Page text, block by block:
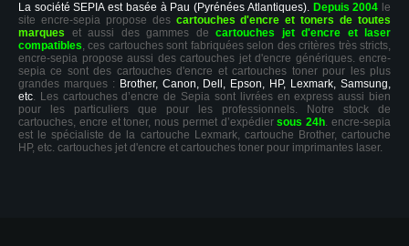
La société SEPIA est basée à Pau (Pyrénées Atlantiques). Depuis 2004 le
site encre-sepia propose des cartouches d'encre et toners de toutes
marques et aussi des gammes de cartouches jet d'encre et laser
compatibles, ces cartouches sont fabriquées selon des critères très stricts,
encre-sepia propose aussi des cartouches jet d'encre génériques. encre-
sepia ce sont des cartouches d'encre et cartouches toner pour les plus
grandes marques : Brother, Canon, Dell, Epson, HP, Lexmark, Samsung,
etc. Les cartouches d’encre de Sepia sont livrées en express aussi bien
pour les particuliers que pour les professionnels. Notre stock de
cartouches, encre et toner, nous permet d’expédiersous 24h. encre-sepia
est le spécialiste de la cartouche Lexmark, cartouche Brother, cartouche
HP, etc. cartouches jet d'encre et cartouches toner pour imprimantes laser.